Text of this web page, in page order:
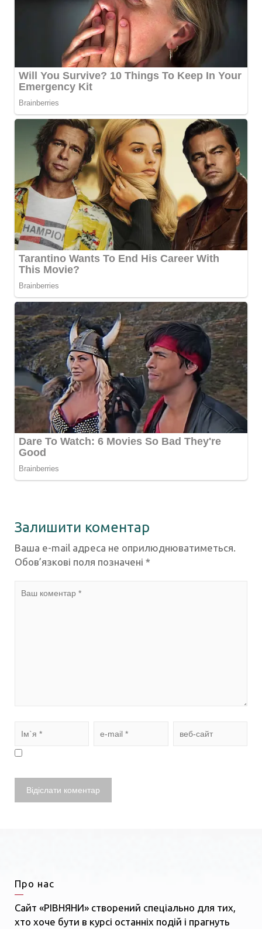
Залишити коментар
Ваша e-mail адреса не оприлюднюватиметься.
Обов’язкові поля позначені *
Про нас
Сайт «РІВНЯНИ» створений спеціально для тих,
хто хоче бути в курсі останніх подій і прагнуть